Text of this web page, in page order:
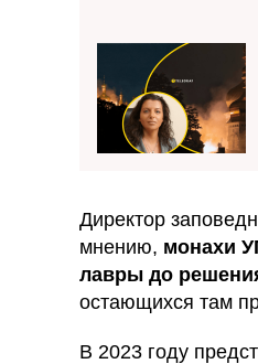
Директор
мнению, монахи
лавры до
остающихся там
В 2023 году